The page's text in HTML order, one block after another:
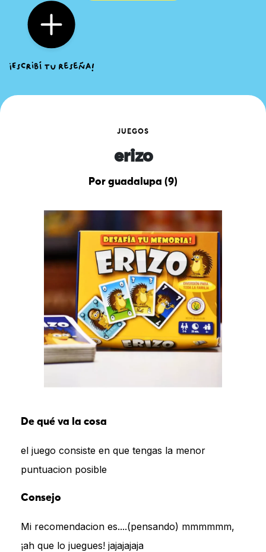
JUEGOS
erizo
Por guadalupa (9)
De qué va la cosa
el juego consiste en que tengas la menor
puntuacion posible
Consejo
Mi recomendacion es....(pensando) mmmmmm,
¡ah que lo juegues! jajajajaja